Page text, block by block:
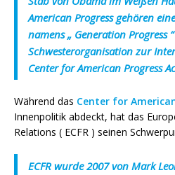
American Progress gehören
namens „ Generation Progress
Schwesterorganisation zur
Center for American Progress
Während das Center for
Innenpolitik abdeckt, hat das
Relations ( ECFR ) seinen
ECFR wurde 2007 von Mark